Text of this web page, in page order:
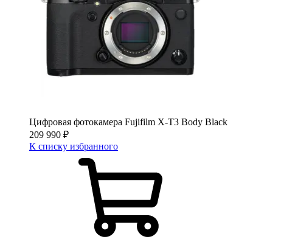
Цифровая фотокамера Fujifilm X-T3 Body Black
209 990 ₽
К списку избранного